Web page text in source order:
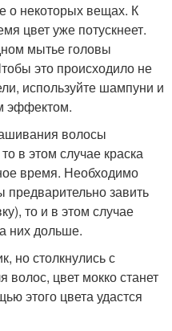
о некоторых вещах. К
цвет уже потускнеет.
мытье головы
это происходило не
используйте шампуни и
эффектом.
волосы
в этом случае краска
время. Необходимо
предварительно завить
то и в этом случае
них дольше.
но столкнулись с
волос, цвет мокко станет
этого цвета удастся